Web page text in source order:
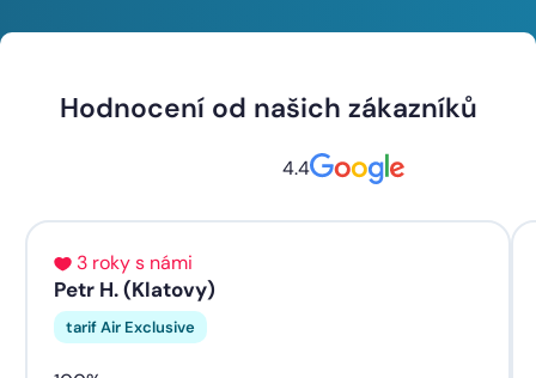
Hodnocení od našich zákazníků
4.4
3 roky s námi
Petr H. (Klatovy)
tarif Air Exclusive